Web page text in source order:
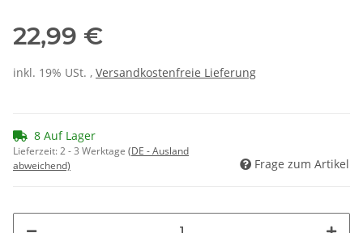
22,99 €
inkl. 19% USt. , Versandkostenfreie Lieferung
8 Auf Lager
Lieferzeit:2 - 3 Werktage (DE - Ausland
abweichend)
Frage zum Artikel